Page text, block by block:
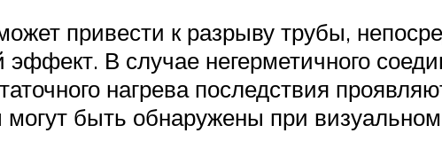
привести к разрыву трубы,
В случае негерметичного
нагрева последствия
быть обнаружены при